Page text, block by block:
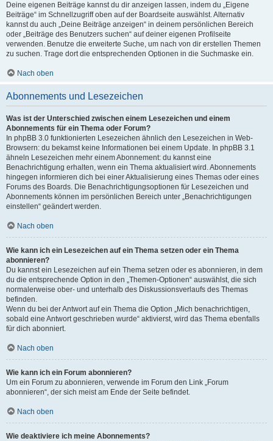
Deine eigenen Beiträge kannst du dir anzeigen lassen, indem du „Eigene
Beiträge“ im Schnellzugriff oben auf der Boardseite auswählst. Alternativ
kannst du auch „Deine Beiträge anzeigen“ in deinem persönlichen Bereich
oder „Beiträge des Benutzers suchen“ auf deiner eigenen Profilseite
verwenden. Benutze die erweiterte Suche, um nach von dir erstellen Themen
zu suchen. Trage dort die entsprechenden Optionen in die Suchmaske ein.
Nach oben
Abonnements und Lesezeichen
Was ist der Unterschied zwischen einem Lesezeichen und einem
Abonnements für ein Thema oder Forum?
In phpBB 3.0 funktionierten Lesezeichen ähnlich den Lesezeichen in Web-
Browsern: du bekamst keine Informationen bei einem Update. In phpBB 3.1
ähneln Lesezeichen mehr einem Abonnement: du kannst eine
Benachrichtigung erhalten, wenn ein Thema aktualisiert wird. Abonnements
hingegen informieren dich bei einer Aktualisierung eines Themas oder eines
Forums des Boards. Die Benachrichtigungsoptionen für Lesezeichen und
Abonnements können im persönlichen Bereich unter „Benachrichtigungen
einstellen“ geändert werden.
Nach oben
Wie kann ich ein Lesezeichen auf ein Thema setzen oder ein Thema
abonnieren?
Du kannst ein Lesezeichen auf ein Thema setzen oder es abonnieren, in dem
du die entsprechende Option in den „Themen-Optionen“ auswählst, die sich
normalerweise ober- und unterhalb des Diskussionsverlaufs des Themas
befinden.
Wenn du bei der Antwort auf ein Thema die Option „Mich benachrichtigen,
sobald eine Antwort geschrieben wurde“ aktivierst, wird das Thema ebenfalls
für dich abonniert.
Nach oben
Wie kann ich ein Forum abonnieren?
Um ein Forum zu abonnieren, verwende im Forum den Link „Forum
abonnieren“, der sich meist am Ende der Seite befindet.
Nach oben
Wie deaktiviere ich meine Abonnements?